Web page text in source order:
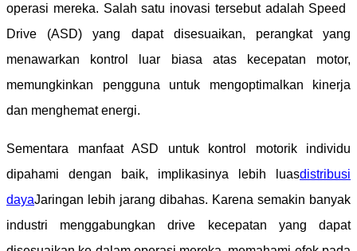
operasi mereka. Salah satu inovasi tersebut adalah Speed ​​
Drive (ASD) yang dapat disesuaikan, perangkat yang
menawarkan kontrol luar biasa atas kecepatan motor,
memungkinkan pengguna untuk mengoptimalkan kinerja
dan menghemat energi.
Sementara manfaat ASD untuk kontrol motorik individu
dipahami dengan baik, implikasinya lebih luasdistribusi
dayaJaringan lebih jarang dibahas. Karena semakin banyak
industri menggabungkan drive kecepatan yang dapat